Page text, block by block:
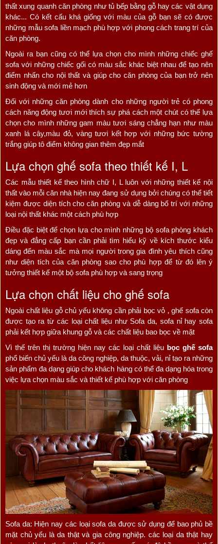
thất xung quanh căn phòng như tủ bếp bằng gỗ hay các vật dụng
khác... Có kết cấu khá giống với màu của gỗ bạn sẽ có được
những mẫu sofa liền mạch phù hợp với phong cách trang trí của
căn phòng.
Ngoài ra bạn cũng có thể lựa chọn cho mình những chiếc ghế
sofa với những chiếc gối có màu sắc khác biệt nhau để tạo nên
điểm nhấn cho nội thất và giúp cho căn phòng của bạn trở nên
sinh động và mới mẻ hơn
Đối với những căn phòng dành cho những người trẻ có phong
cách năng động tươi mới thích sự phá cách một chút có thể lựa
chọn cho mình những gam màu tươi sáng chẳng hạn như màu
xanh lá cây,màu đỏ, vàng tươi kết hợp với những bức tường
trắng giúp tô điểm không gian thêm đẹp mắt
Lựa chọn ghế sofa theo thiết kế I, L
Các mẫu thiết kế theo hình chữ I, L luôn với những thiết kế nội
thất vào mỗi căn nhà hiện nay đang sử dụng bởi chúng có thể tiết
kiệm được diện tích cho căn phòng và dễ dàng bố trí với những
loại nội thất khác một cách phù hợp
Điều đặc biệt để chọn lựa cho mình những bộ sofa phòng khách
đẹp và đẳng cấp bạn cần phải tìm hiểu kỹ về kích thước kiểu
dáng đến màu sắc mà mọi người trong gia đình yêu thích cũng
như diện tích của căn phòng sao cho phù hợp để từ đó lên ý
tưởng thiết kế một bộ sofa phù hợp và sang trọng
Lựa chọn chất liệu cho ghế sofa
Ngoài chất liệu gỗ chủ yếu không cần phải bọc vỏ , ghế sofa còn
được tạo ra từ các loại chất liệu như Sofa da, sofa nỉ hay sofa
phải kết hợp giữa khung gỗ và các chất liệu bao bọc về mặt
Vì thế trên thị trường hiện nay các loại chất liệu bọc ghế sofa
phổ biến chủ yếu là da công nghiệp, da thuộc, vải, nỉ tạo ra những
sản phẩm đa dạng giúp cho khách hàng có thể đa dạng hóa trong
việc lựa chọn màu sắc và thiết kế phù hợp với căn phòng
Sofa da: Hiện nay các loại sofa da được sử dụng để bao phủ bề
mặt chủ yếu là da thật và gia công nghiệp. các loại da thật hay